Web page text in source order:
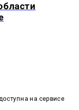
доступна на сервисе